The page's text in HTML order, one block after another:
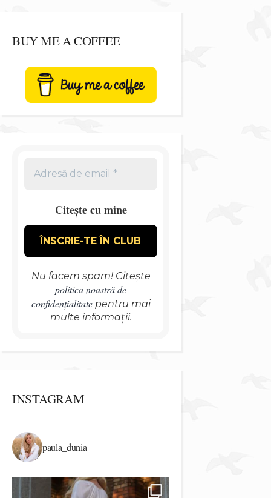
BUY ME A COFFEE
Citește cu mine
Nu facem spam! Citește
politica noastră de
confidențialitatepentru mai
multe informații.
INSTAGRAM
paula_dunia